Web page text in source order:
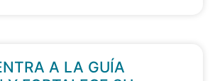
A LA GUÍA